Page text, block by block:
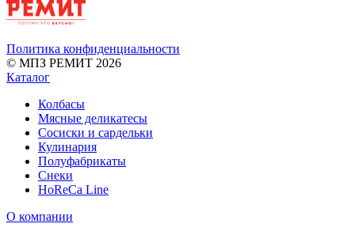
Политика конфиденциальности
© МПЗ РЕМИТ 2026
Каталог
Колбасы
Мясные деликатесы
Сосиски и сардельки
Кулинария
Полуфабрикаты
Снеки
HoReCa Line
О компании